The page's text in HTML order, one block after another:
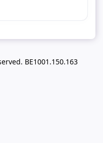
BE1001.150.163